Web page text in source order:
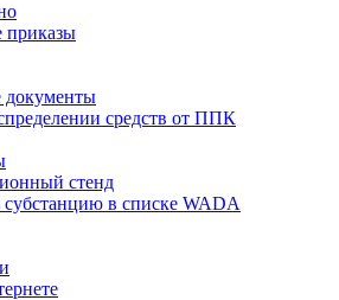
приказы
документы
средств от ППК
стенд
в списке WADA